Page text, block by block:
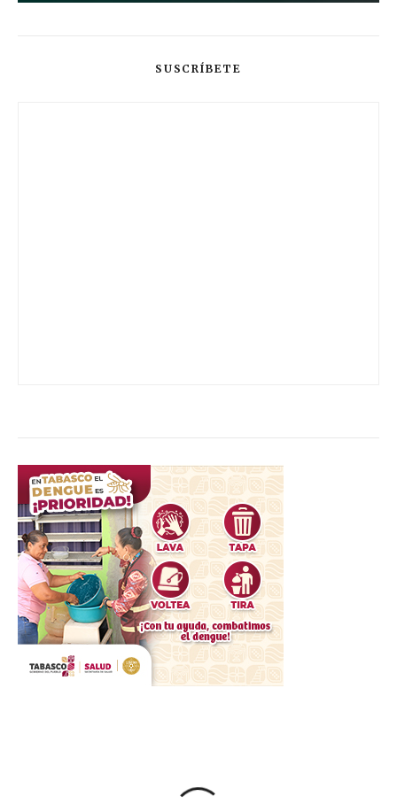
SUSCRÍBETE